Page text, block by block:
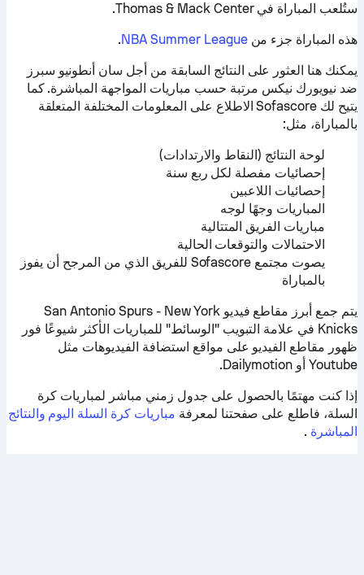
ستُلعب المباراة في Thomas & Mack Center.
هذه المباراة جزء منNBA Summer League
.
يمكنك هنا العثور على النتائج السابقة من أجل سان أنطونيو سبرز
ضد نيويورك نيكس مرتبة حسب مباريات المواجهة المباشرة. كما
يتيح لك Sofascore الاطلاع على المعلومات المختلفة المتعلقة
بالمباراة، مثل:
لوحة النتائج (النقاط والارتدادات)
إحصائيات مفصلة لكل ربع سنة
إحصائيات اللاعبين
المباريات وجهًا لوجه
مباريات الفريق المتتالية
الاحتمالات والتوقعات الحالية
يصوت مجتمع Sofascore للفريق الذي من المرجح أن يفوز
بالمباراة
يتم جمع أبرز مقاطع فيديو San Antonio Spurs - New York
Knicks في علامة التبويب "الوسائط" للمباريات الأكثر شيوعًا فور
ظهور مقاطع الفيديو على مواقع استضافة الفيديوهات مثل
Youtube أو Dailymotion.
إذا كنت مهتمًا بالحصول على جدول زمني مباشر لمباريات كرة
السلة، فاطلع على صفحتنا لمعرفة مباريات كرة السلة اليوم والنتائج
المباشرة .